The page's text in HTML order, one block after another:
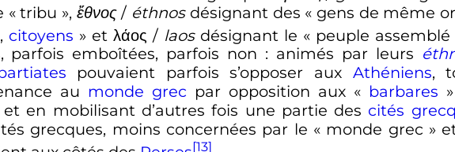
« tribu », ἔθνος/ éthnosdésignant des « gens de même
, citoyens » et λάος / laosdésignant le « peuple
parfois emboîtées, parfois non : animés par leurs
pouvaient parfois s’opposer aux Athéniens,
au monde grec par opposition aux « barbares
en mobilisant d’autres fois une partie des cités
grecques, moins concernées par le « monde grec »
[13]